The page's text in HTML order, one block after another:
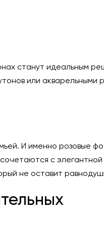
станут идеальным
или акварельными
И именно розовые
с
не оставит